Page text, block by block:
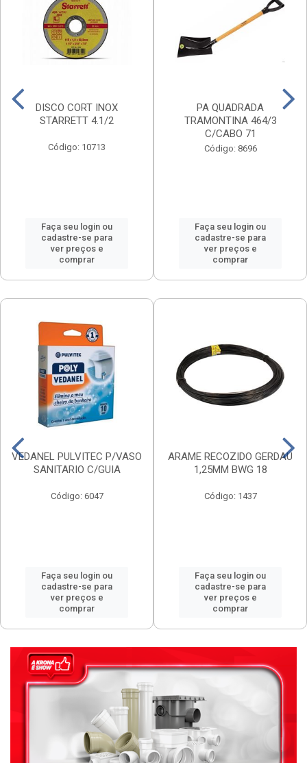
DISCO CORT INOX
STARRETT 4.1/2
Código: 10713
Faça seu login ou
cadastre-se para
ver preços e
comprar
PA QUADRADA
TRAMONTINA 464/3
C/CABO 71
Código: 8696
Faça seu login ou
cadastre-se para
ver preços e
comprar
VEDANEL PULVITEC P/VASO
SANITARIO C/GUIA
Código: 6047
Faça seu login ou
cadastre-se para
ver preços e
comprar
ARAME RECOZIDO GERDAU
1,25MM BWG 18
Código: 1437
Faça seu login ou
cadastre-se para
ver preços e
comprar